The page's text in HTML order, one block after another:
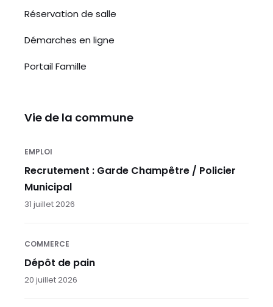
Réservation de salle
Démarches en ligne
Portail Famille
Vie de la commune
EMPLOI
Recrutement : Garde Champêtre / Policier
Municipal
31 juillet 2026
COMMERCE
Dépôt de pain
20 juillet 2026